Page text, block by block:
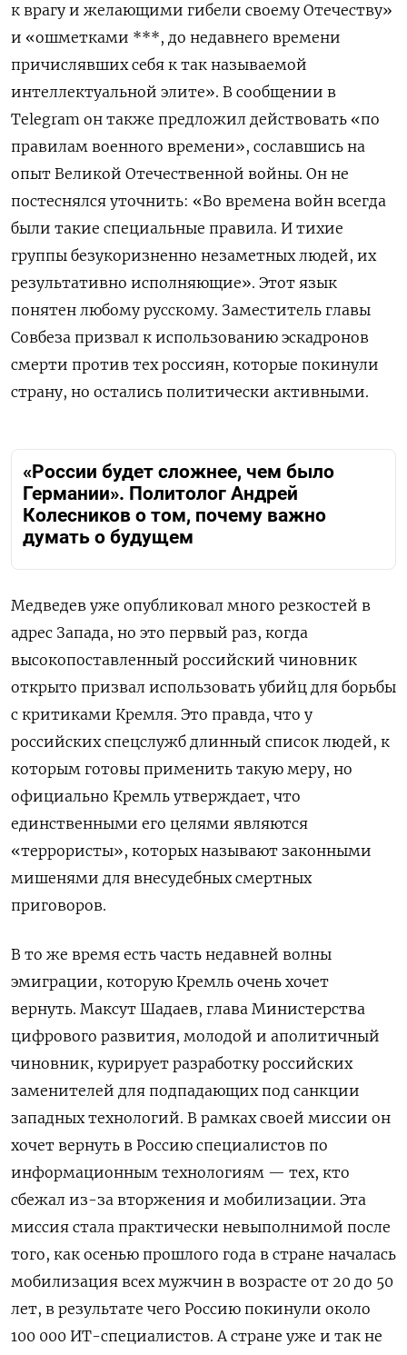
к врагу и желающими гибели своему Отечеству»
и «ошметками ***, до недавнего времени
причислявших себя к так называемой
интеллектуальной элите». В сообщении в
Telegram он также предложил действовать «по
правилам военного времени», сославшись на
опыт Великой Отечественной войны. Он не
постеснялся уточнить: «Во времена войн всегда
были такие специальные правила. И тихие
группы безукоризненно незаметных людей, их
результативно исполняющие». Этот язык
понятен любому русскому. Заместитель главы
Совбеза призвал к использованию эскадронов
смерти против тех россиян, которые покинули
страну, но остались политически активными.
«России будет сложнее, чем было
Германии». Политолог Андрей
Колесников о том, почему важно
думать о будущем
Медведев уже опубликовал много резкостей в
адрес Запада, но это первый раз, когда
высокопоставленный российский чиновник
открыто призвал использовать убийц для борьбы
с критиками Кремля. Это правда, что у
российских спецслужб длинный список людей, к
которым готовы применить такую меру, но
официально Кремль утверждает, что
единственными его целями являются
«террористы», которых называют законными
мишенями для внесудебных смертных
приговоров.
В то же время есть часть недавней волны
эмиграции, которую Кремль очень хочет
вернуть. Максут Шадаев, глава Министерства
цифрового развития, молодой и аполитичный
чиновник, курирует разработку российских
заменителей для подпадающих под санкции
западных технологий. В рамках своей миссии он
хочет вернуть в Россию специалистов по
информационным технологиям — тех, кто
сбежал из-за вторжения и мобилизации. Эта
миссия стала практически невыполнимой после
того, как осенью прошлого года в стране началась
мобилизация всех мужчин в возрасте от 20 до 50
лет, в результате чего Россию покинули около
100 000 ИТ-специалистов. А стране уже и так не